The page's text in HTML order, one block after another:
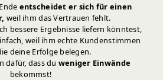
entscheidet er sich für einen
weil ihm das Vertrauen fehlt.
bessere Ergebnisse liefern könntest,
weil ihm echte Kundenstimmen
deine Erfolge belegen.
dafür, dass du weniger Einwände
bekommst!